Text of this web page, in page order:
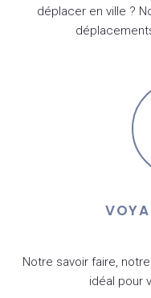
déplacer en ville ?
Notre savoir faire,
idéal pour